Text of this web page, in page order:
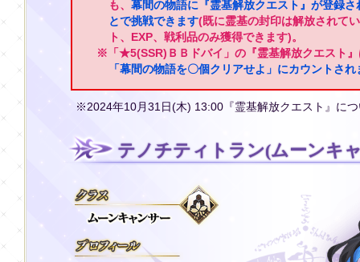
も、 幕間の物語に『霊基解放クエスト』が登録
とで挑戦できます(既に霊基の封印は解放されて
ト、EXP、戦利品のみ獲得できます)。
※「★5(SSR)ＢＢドバイ」の『霊基解放クエスト
「幕間の物語を〇個クリアせよ」にカウントされ
※2024年10月31日(木) 13:00『霊基解放クエスト』に
テノチティトラン(ムーンキ